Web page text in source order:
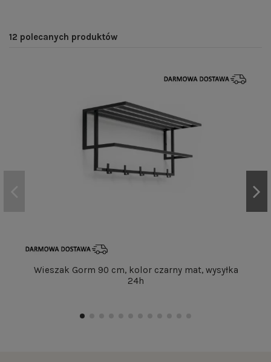
12 polecanych produktów
Wieszak Gorm 90 cm, kolor czarny mat, wysyłka
24h